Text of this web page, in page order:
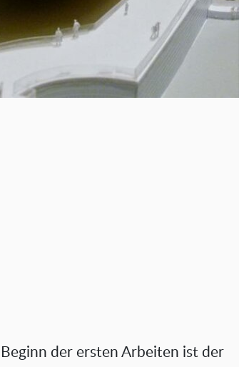
der ersten Arbeiten ist der